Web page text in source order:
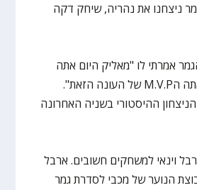
ניצחנו את נהריה, שיחק דקה
אמרתי לו "מאליק היום אתה
תיהיה ה- M.V.P, אתה הM.V.P של העונה הזאת".
ההיסטורי בשניה האחרונה
וינאי למשחקים חשובים. ארבל
הנוער של מכבי לסדרת גמר